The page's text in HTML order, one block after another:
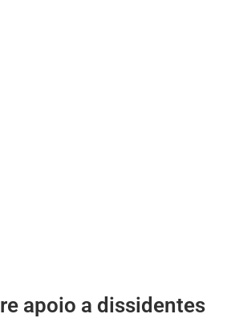
apoio a dissidentes